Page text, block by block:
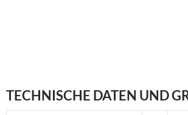
TECHNISCHE DATEN UND